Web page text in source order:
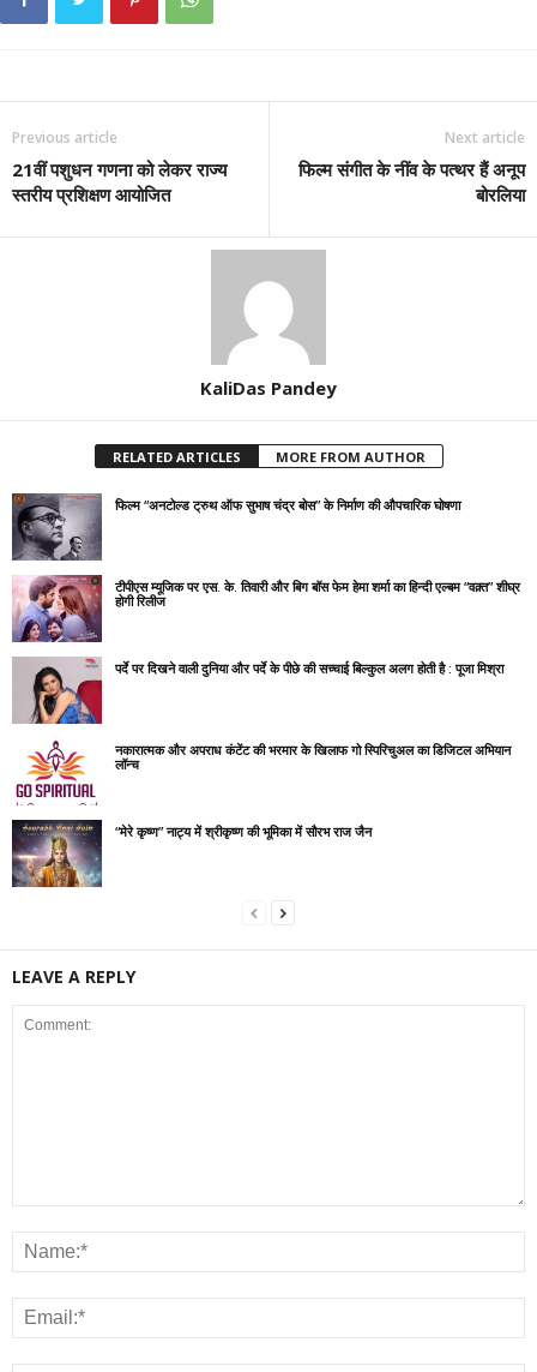
Previous article
21वीं पशुधन गणना को लेकर राज्य
स्तरीय प्रशिक्षण आयोजित
Next article
फिल्म संगीत के नींव के पत्थर हैं अनूप
बोरलिया
KaliDas Pandey
RELATED ARTICLES MORE FROM AUTHOR
फिल्म “अनटोल्ड ट्रुथ ऑफ सुभाष चंद्र बोस” के निर्माण की औपचारिक घोषणा
टीपीएस म्यूजिक पर एस. के. तिवारी और बिग बॉस फेम हेमा शर्मा का हिन्दी एल्बम “वक़्त” शीघ्र
होगी रिलीज
पर्दे पर दिखने वाली दुनिया और पर्दे के पीछे की सच्चाई बिल्कुल अलग होती है : पूजा मिश्रा
नकारात्मक और अपराध कंटेंट की भरमार के खिलाफ गो स्पिरिचुअल का डिजिटल अभियान
लॉन्च
“मेरे कृष्ण” नाट्य में श्रीकृष्ण की भूमिका में सौरभ राज जैन
LEAVE A REPLY